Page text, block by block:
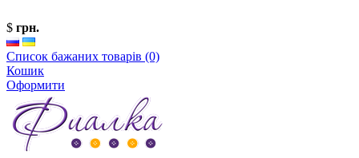
$ грн.
Список бажаних товарів (0)
Кошик
Оформити